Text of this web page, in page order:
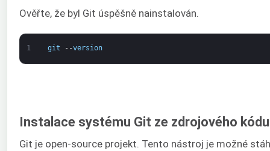
Ověřte, že byl Git úspěšně nainstalován.
1 git --version
Instalace systému Git ze zdrojového kódu
Git je open-source projekt. Tento nástroj je možné